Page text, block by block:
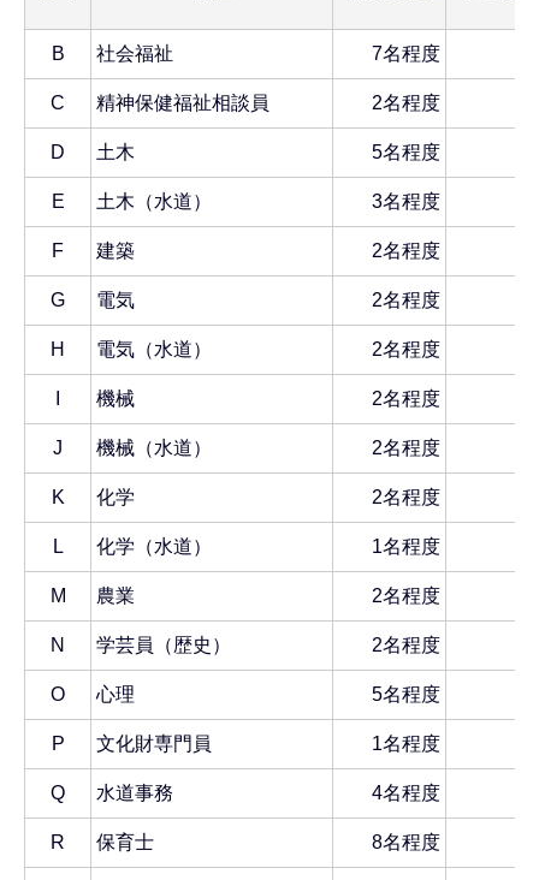
B 社会福祉 7名程度
C 精神保健福祉相談員 2名程度
D 土木 5名程度
E 土木（水道） 3名程度
F 建築 2名程度
G 電気 2名程度
H 電気（水道） 2名程度
機械 2名程度
J 機械（水道） 2名程度
K 化学 2名程度
L 化学（水道） 1名程度
M 農業 2名程度
N 学芸員（歴史） 2名程度
O 心理 5名程度
P 文化財専門員 1名程度
Q 水道事務 4名程度
R 保育士 8名程度